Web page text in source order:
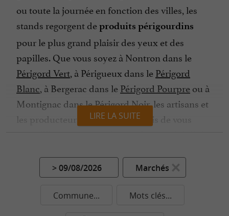
ou toute la journée en fonction des villes, les
stands regorgent deproduits périgourdins
pour le plus grand plaisir des yeux et des
papilles. Que vous soyez à Nontron dans le
Périgord Vert, à Périgueux dans lePérigord
Blanc, à Bergerac dans le Périgord Pourpre ou à
Montignac dans lePérigord Noir, les artisans et
les producteurs sont toujours ravis de vous
Bien sûr, lecanardreste la star locale, dégusté
en foie gras, en confit, en magret ou en
, ainsi que l’oie avec son foie gras fin et
LIRE LA SUITE
> 09/08/2026 Marchés
Commune... Mots clés...